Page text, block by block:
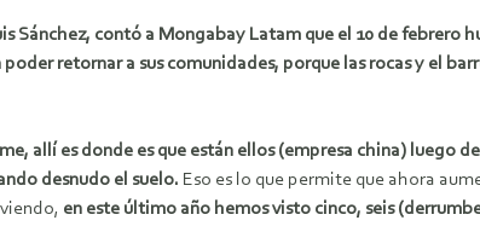
Sánchez, contó a Mongabay Latam que el 10 de febrero
retornar a sus comunidades, porque las rocas y el
allí es donde es que están ellos (empresa china) luego
desnudo el suelo. Eso es lo que permite que ahora
en este último año hemos visto cinco, seis